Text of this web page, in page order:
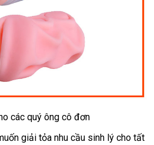
thanh
lý
các quý ông cô đơn
giải tỏa nhu cầu sinh lý cho nhận
tất